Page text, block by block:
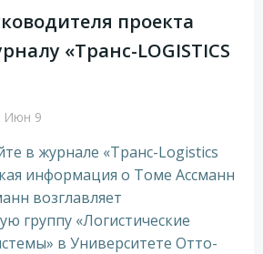
проекта
«Транс-LOGISTICS
Июн 9
в журнале «Транс-Logistics
информация о Томе Ассманн
возглавляет
группу «Логистические
в Университете Отто-